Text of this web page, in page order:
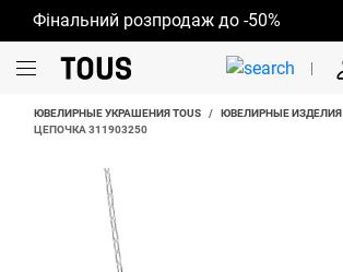
Фінальний розпродаж до -50%
ЮВЕЛИРНЫЕ УКРАШЕНИЯ TOUS / ЮВЕЛИРНЫЕ ИЗДЕЛИЯ
ЦЕПОЧКА 311903250